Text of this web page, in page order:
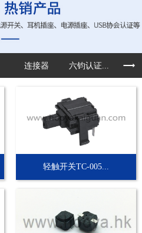
连接器 六钧认证... 定
轻触开关TC-005...